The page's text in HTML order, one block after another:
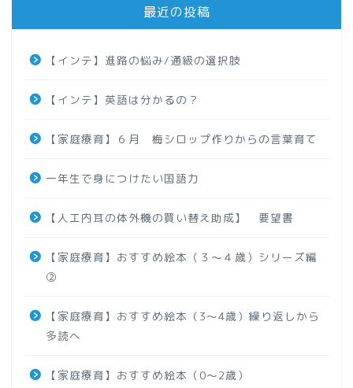
最近の投稿
【インテ】進路の悩み/通級の選択肢
【インテ】英語は分かるの？
【家庭療育】６月 梅シロップ作りからの言葉育て
一年生で身につけたい国語力
【人工内耳の体外機の買い替え助成】 要望書
【家庭療育】おすすめ絵本（３～４歳）シリーズ編
②
【家庭療育】おすすめ絵本（3～4歳）繰り返しから
多読へ
【家庭療育】おすすめ絵本（0～2歳）